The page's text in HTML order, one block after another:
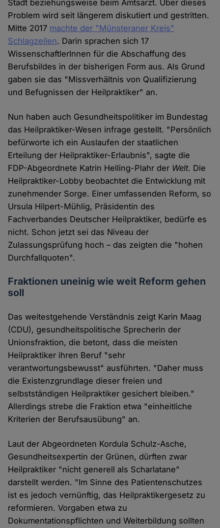
Stadt beziehungsweise beim Amtsarzt. Über dieses
Problem wird seit längerem diskutiert und gestritten.
Mitte 2017 machte der "Münsteraner Kreis"
Schlagzeilen. Darin sprachen sich 17
WissenschaftlerInnen für die Abschaffung des
Berufsbildes in der bisherigen Form aus. Als Grund
gaben sie das "Missverhältnis von Qualifizierung
und Befugnissen der Heilpraktiker" an.
Nun haben auch Gesundheitspolitiker im Bundestag
das Heilpraktiker-Wesen infrage gestellt. "Persönlich
befürworte ich ein Auslaufen der staatlichen
Erteilung der Heilpraktiker-Erlaubnis", sagte die
FDP-Abgeordnete Katrin Helling-Plahr der Welt. Die
Heilpraktiker-Lobby beobachtet die Entwicklung mit
zunehmender Sorge. Einer umfassenden Reform, so
Ursula Hilpert-Mühlig, Präsidentin des
Fachverbandes Deutscher Heilpraktiker, bedürfe es
nicht. Schon jetzt sei das Niveau der
Zulassungsprüfung hoch – das zeigten die "hohen
Durchfallquoten".
Fraktionen uneinig wie weit Reform gehen
soll
Das weitestgehende Verständnis zeigt Karin Maag
(CDU), gesundheitspolitische Sprecherin der
Unionsfraktion, die betont, dass die meisten
Heilpraktiker ihren Beruf "sehr
verantwortungsbewusst" ausführten. "Daher muss
die Existenzgrundlage dieser freien und
selbstständigen Heilpraktiker gesichert bleiben."
Allerdings strebe die Fraktion etwa "einheitliche
Kriterien der Berufsausübung" an.
Laut der Abgeordneten Kordula Schulz-Asche,
Gesundheitsexpertin der Grünen, dürften zwar
Heilpraktiker "nicht generell als Scharlatane"
darstellt werden. "Im Sinne des Patientenschutzes
ist es jedoch vernünftig, das Heilpraktikergesetz zu
reformieren. Vorgaben etwa zu
Dokumentationspflichten und Weiterbildung sollten